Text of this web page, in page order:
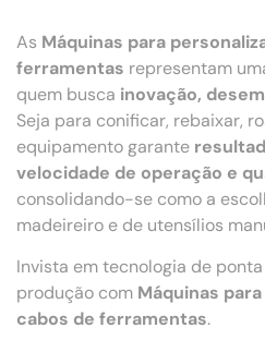
As Máquinas para
ferramentas representam
quem busca inovação,
Seja para conificar, rebaixar,
equipamento garante
velocidade de operação e
consolidando-se como a
madeireiro e de utensílios
Invista em tecnologia de
produção com Máquinas
cabos de ferramentas.